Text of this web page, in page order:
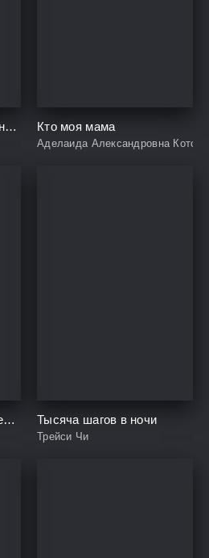
Путешествие в Древляндию Кто моя мама
Аделаида Александровна
Невероятное преступление Худи Розена Тысяча шагов в ночи
Трейси Чи